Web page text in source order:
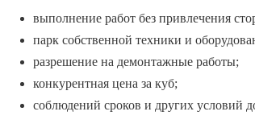
выполнение работ без привлечения
парк собственной техники и
разрешение на демонтажные работы;
конкурентная цена за куб;
соблюдений сроков и других условий